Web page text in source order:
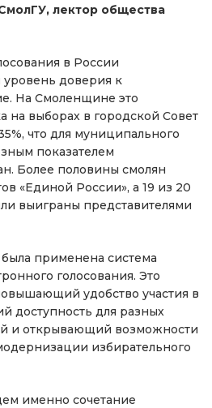
лектор общества
в России
доверия к
На Смоленщине это
на выборах в городской Совет
что для муниципального
показателем
Более половины смолян
«Единой России», а 19 из 20
выиграны представителями
применена система
голосования. Это
удобство участия в
доступность для разных
и открывающий возможности
избирательного
именно сочетание